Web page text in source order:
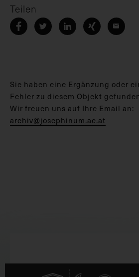
Teilen
Sie haben eine Ergänzung oder
Fehler zu diesem Objekt
Wir freuen uns auf Ihre Email an:
archiv@josephinum.ac.at